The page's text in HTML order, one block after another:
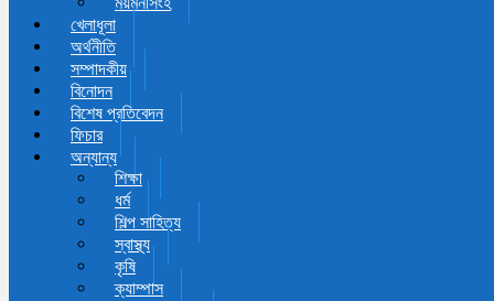
খেলাধূলা
অর্থনীতি
সম্পাদকীয়
বিনোদন
বিশেষ প্রতিবেদন
ফিচার
অন্যান্য
শিক্ষা
ধর্ম
শিল্প সাহিত্য
স্বাস্থ্য
কৃষি
ক্যাম্পাস